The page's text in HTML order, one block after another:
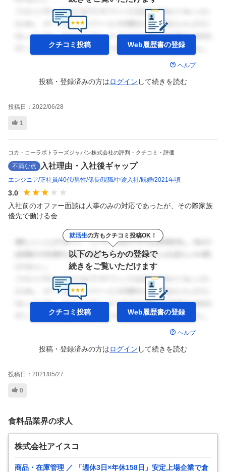
クチコミ投稿 Web履歴書の登録
ヘルプ
投稿・登録済みの方はログイン して続きを読む
投稿日： 2022/06/28
1
コカ・コーラボトラーズジャパン株式会社の評判・クチコミ・評価
不満な点 入社理由・入社後ギャップ
エンジニア 正社員 40代 男性 係長 現職 中途入社 既婚 2021年頃
3.0
入社前のオファー面談は人事のみの対応であったが、その際家族
優先で働ける会...
就活生の方もクチコミ投稿OK！
以下のどちらかの登録で
続きをご覧いただけます
クチコミ投稿 Web履歴書の登録
ヘルプ
投稿・登録済みの方はログイン して続きを読む
投稿日： 2021/05/27
0
食料品業界の求人
株式会社アイスコ
商品・在庫管理 ／ 「週休3日×年休158日」安定上場企業で倉